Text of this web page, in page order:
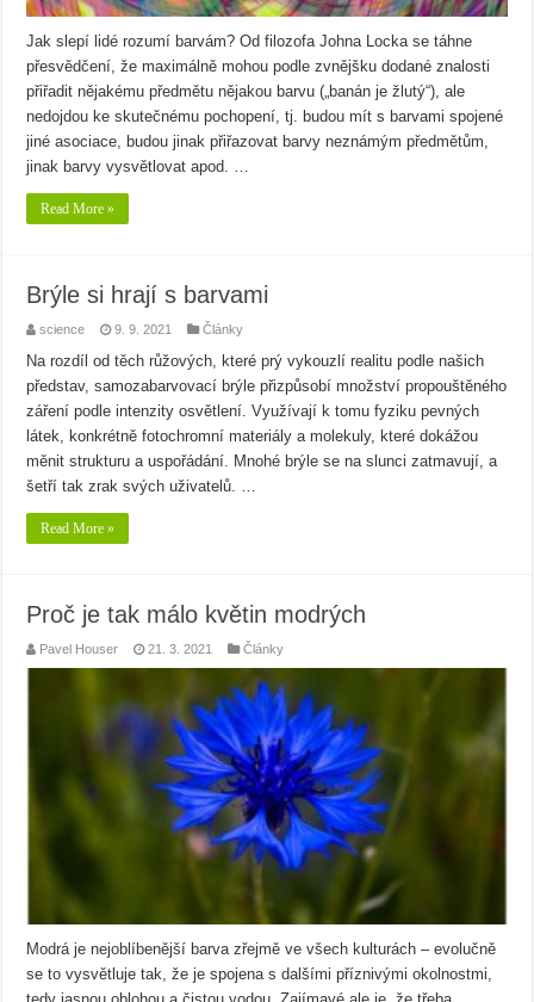
Jak slepí lidé rozumí barvám? Od filozofa Johna Locka se táhne
přesvědčení, že maximálně mohou podle zvnějšku dodané znalosti
přiřadit nějakému předmětu nějakou barvu („banán je žlutý“), ale
nedojdou ke skutečnému pochopení, tj. budou mít s barvami spojené
jiné asociace, budou jinak přiřazovat barvy neznámým předmětům,
jinak barvy vysvětlovat apod. …
Read More »
Brýle si hrají s barvami
science 9. 9. 2021 Články
Na rozdíl od těch růžových, které prý vykouzlí realitu podle našich
představ, samozabarvovací brýle přizpůsobí množství propouštěného
záření podle intenzity osvětlení. Využívají k tomu fyziku pevných
látek, konkrétně fotochromní materiály a molekuly, které dokážou
měnit strukturu a uspořádání. Mnohé brýle se na slunci zatmavují, a
šetří tak zrak svých uživatelů. …
Read More »
Proč je tak málo květin modrých
Pavel Houser 21. 3. 2021 Články
Modrá je nejoblíbenější barva zřejmě ve všech kulturách – evolučně
se to vysvětluje tak, že je spojena s dalšími příznivými okolnostmi,